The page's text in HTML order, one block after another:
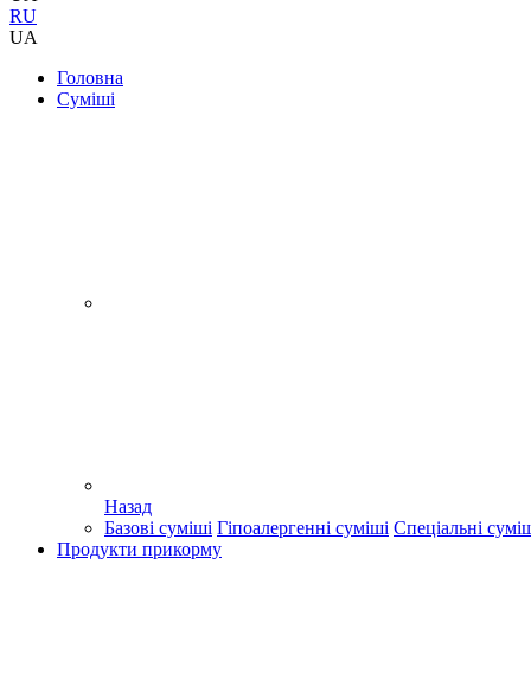
RU
UA
Головна
Суміші
Назад
Базові суміші Гіпоалергенні суміші Спеціальні
Продукти прикорму